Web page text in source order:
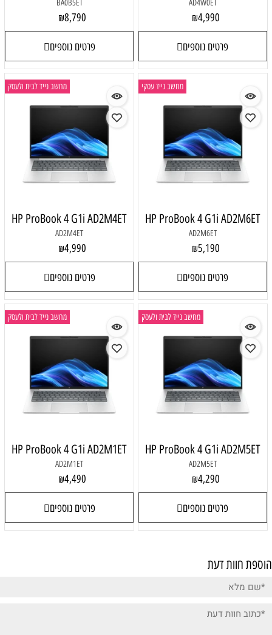
AD4W0ET
₪4,990
פרטים נוספים
BA0B5ET
₪8,790
פרטים נוספים
מחשב נייד עסקי
HP ProBook 4 G1i AD2M6ET
AD2M6ET
₪5,190
פרטים נוספים
מחשב נייד לבית ולעסק
HP ProBook 4 G1i AD2M4ET
AD2M4ET
₪4,990
פרטים נוספים
מחשב נייד לבית ולעסק
HP ProBook 4 G1i AD2M5ET
AD2M5ET
₪4,290
פרטים נוספים
מחשב נייד לבית ולעסק
HP ProBook 4 G1i AD2M1ET
AD2M1ET
₪4,490
פרטים נוספים
הוספת חוות דעת